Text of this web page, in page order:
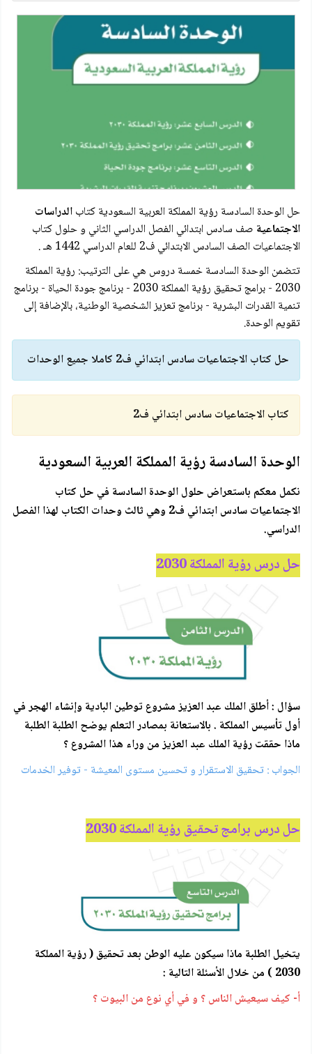
حل الوحدة السادسة رؤية المملكة العربية السعودية كتابالدراسات
الاجتماعية صف سادس ابتدائي الفصل الدراسي الثاني و حلول كتاب
الاجتماعيات الصف السادس الابتدائي ف2 للعام الدراسي 1442 هـ .
تتضمن الوحدة السادسة خمسة دروس هي على الترتيب: رؤية المملكة
2030 - برامج تحقيق رؤية المملكة 2030 - برنامج جودة الحياة - برنامج
تنمية القدرات البشرية - برنامج تعزيز الشخصية الوطنية، بالإضافة إلى
تقويم الوحدة.
حل كتاب الاجتماعيات سادس ابتدائي ف2 كاملا جميع الوحدات
كتاب الاجتماعيات سادس ابتدائي ف2
الوحدة السادسة رؤية المملكة العربية السعودية
نكمل معكم باستعراض حلول الوحدة السادسة في حل كتاب
الاجتماعيات سادس ابتدائي ف2 وهي ثالث وحدات الكتاب لهذا الفصل
الدراسي.
حل درس رؤية المملكة 2030
سؤال : أطلق الملك عبد العزيز مشروع توطين البادية وإنشاء الهجر في
أول تأسيس المملكة . بالاستعانة بمصادر التعلم يوضح الطلبة الطلبة
ماذا حققت رؤية الملك عبد العزيز من وراء هذا المشروع ؟
الجواب : تحقيق الاستقرار و تحسين مستوى المعيشة - توفير الخدمات
حل درس برامج تحقيق رؤية المملكة 2030
يتخيل الطلبة ماذا سيكون عليه الوطن بعد تحقيق ( رؤية المملكة
2030 ) من خلال الأسئلة التالية :
أ- كيف سيعيش الناس ؟ و في أي نوع من البيوت ؟